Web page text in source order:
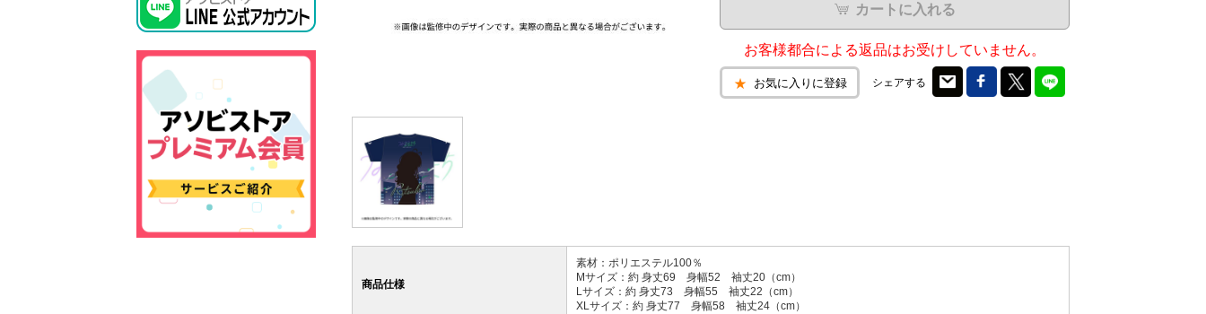
カートに入れる
お客様都合による返品はお受けしていません。
お気に入りに登録 シェアする
商品仕様
素材：ポリエステル100％
Mサイズ：約 身丈69 身幅52 袖丈20（cm）
Lサイズ：約 身丈73 身幅55 袖丈22（cm）
XLサイズ：約 身丈77 身幅58 袖丈24（cm）